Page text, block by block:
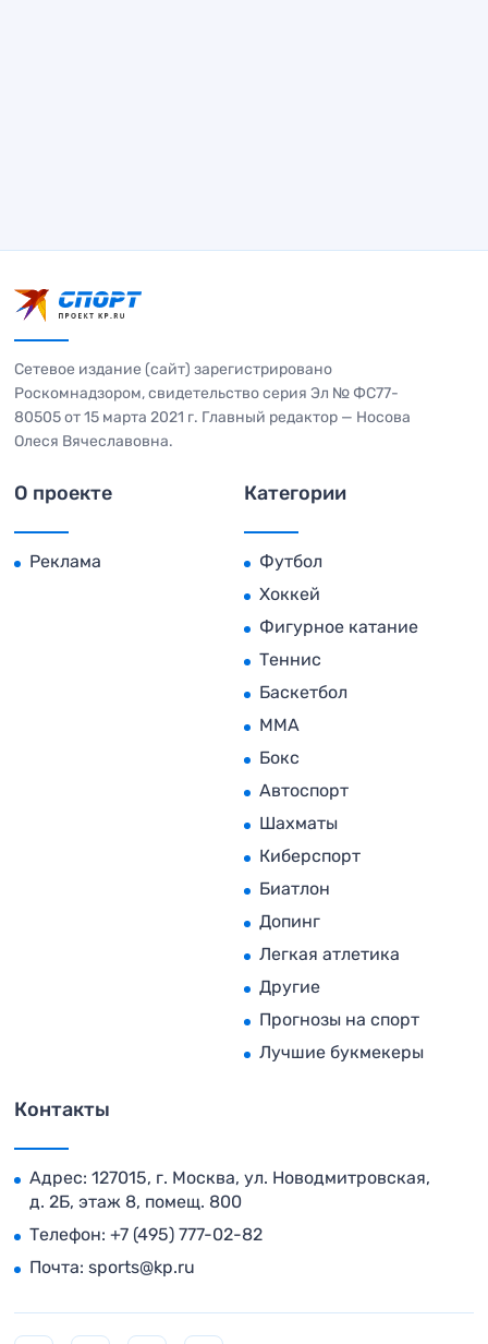
Сетевое издание (сайт) зарегистрировано
Роскомнадзором, свидетельство серия Эл № ФС77-
80505 от 15 марта 2021 г. Главный редактор — Носова
Олеся Вячеславовна.
О проекте
Реклама
Категории
Футбол
Хоккей
Фигурное катание
Теннис
Баскетбол
MMA
Бокс
Автоспорт
Шахматы
Киберспорт
Биатлон
Допинг
Легкая атлетика
Другие
Прогнозы на спорт
Лучшие букмекеры
Контакты
Адрес: 127015, г. Москва, ул. Новодмитровская,
д. 2Б, этаж 8, помещ. 800
Телефон: +7 (495) 777-02-82
Почта: sports@kp.ru